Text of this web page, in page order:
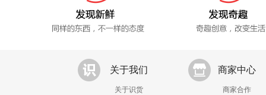
关于我们
关于识货
商家中心
商家合作